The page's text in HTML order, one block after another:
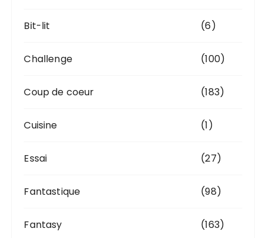
Bit-lit (6)
Challenge (100)
Coup de coeur (183)
Cuisine (1)
Essai (27)
Fantastique (98)
Fantasy (163)